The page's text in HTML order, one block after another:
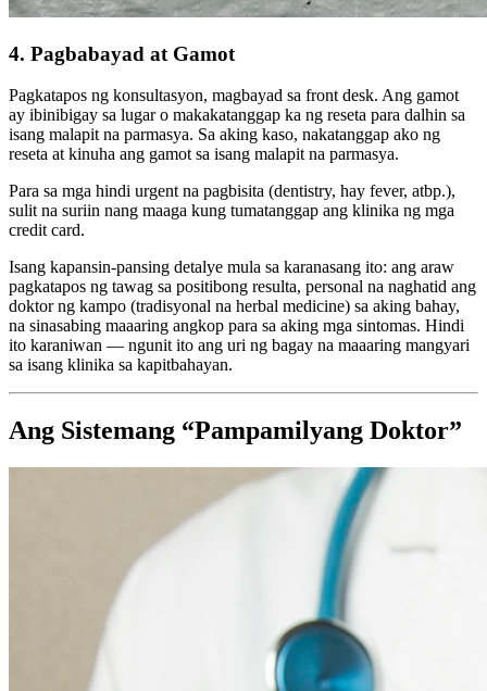
4. Pagbabayad at Gamot
Pagkatapos ng konsultasyon, magbayad sa front desk. Ang gamot
ay ibinibigay sa lugar o makakatanggap ka ng reseta para dalhin sa
isang malapit na parmasya. Sa aking kaso, nakatanggap ako ng
reseta at kinuha ang gamot sa isang malapit na parmasya.
Para sa mga hindi urgent na pagbisita (dentistry, hay fever, atbp.),
sulit na suriin nang maaga kung tumatanggap ang klinika ng mga
credit card.
Isang kapansin-pansing detalye mula sa karanasang ito: ang araw
pagkatapos ng tawag sa positibong resulta, personal na naghatid ang
doktor ng kampo (tradisyonal na herbal medicine) sa aking bahay,
na sinasabing maaaring angkop para sa aking mga sintomas. Hindi
ito karaniwan — ngunit ito ang uri ng bagay na maaaring mangyari
sa isang klinika sa kapitbahayan.
Ang Sistemang “Pampamilyang Doktor”